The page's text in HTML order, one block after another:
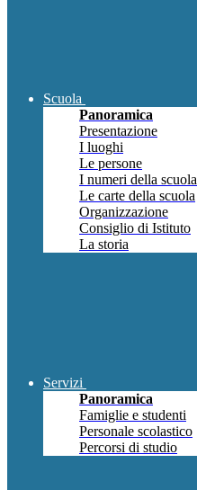
Scuola
Panoramica
Presentazione
I luoghi
Le persone
I numeri della scuola
Le carte della scuola
Organizzazione
Consiglio di Istituto
La storia
Servizi
Panoramica
Famiglie e studenti
Personale scolastico
Percorsi di studio